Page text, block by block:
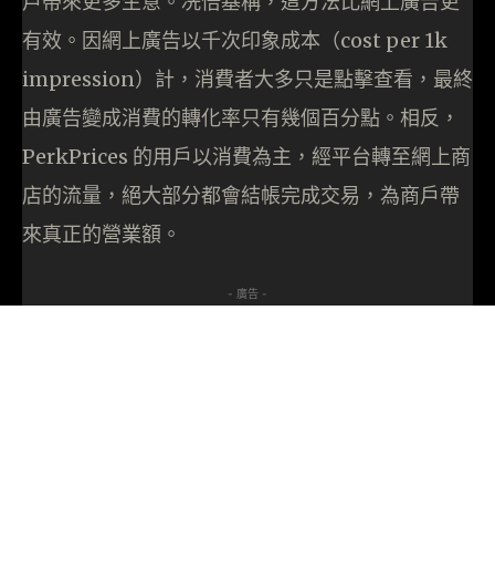
有效。因網上廣告以千次印象成本（cost per 1k
impression）計，消費者大多只是點擊查看，最終
由廣告變成消費的轉化率只有幾個百分點。相反，
PerkPrices 的用戶以消費為主，經平台轉至網上商
店的流量，絕大部分都會結帳完成交易，為商戶帶
來真正的營業額。
- 廣告 -